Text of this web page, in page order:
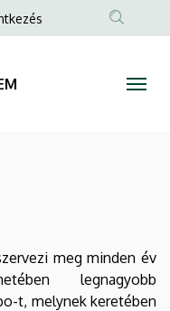
meg minden év
legnagyobb
t, melynek keretében